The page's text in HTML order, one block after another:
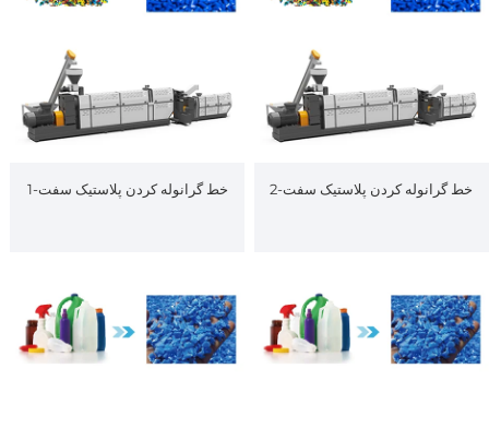
خط گرانوله کردن پلاستیک سفت-2 خط گرانوله کردن پلاستیک سفت-1